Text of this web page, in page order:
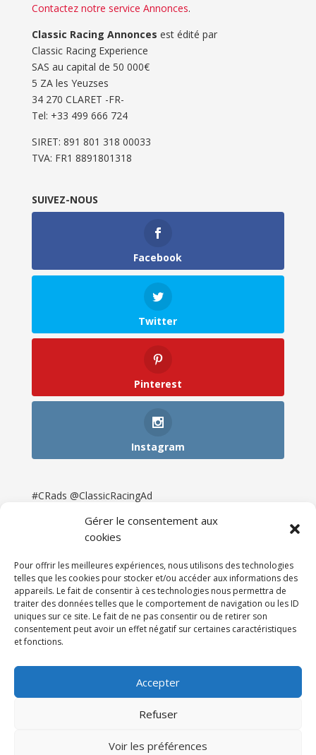
Gérer le consentement aux
cookies
Pour offrir les meilleures expériences, nous utilisons des technologies
telles que les cookies pour stocker et/ou accéder aux informations des
appareils. Le fait de consentir à ces technologies nous permettra de
traiter des données telles que le comportement de navigation ou les ID
uniques sur ce site. Le fait de ne pas consentir ou de retirer son
consentement peut avoir un effet négatif sur certaines caractéristiques
et fonctions.
Accepter
Refuser
Voir les préférences
Contactez notre service Annonces.
Classic Racing Annonces est édité par
Classic Racing Experience
SAS au capital de 50 000€
5 ZA les Yeuzses
34 270 CLARET -FR-
Tel: ‭+33 499 666 724‬
SIRET: 891 801 318 00033
TVA: FR1 8891801318
SUIVEZ-NOUS
Facebook
Twitter
Pinterest
Instagram
#CRads @ClassicRacingAd
Newsletter & Presse
Partenaires
Tarifs
Espace Client
121DigitalGroup |